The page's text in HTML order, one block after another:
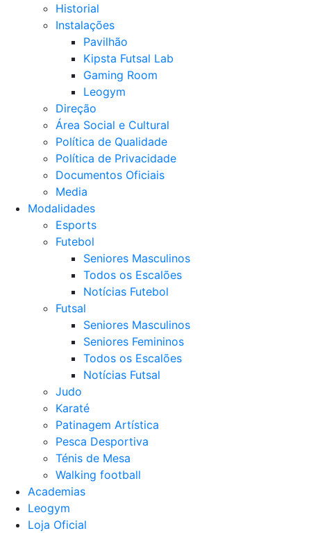
Historial
Instalações
Pavilhão
Kipsta Futsal Lab
Gaming Room
Leogym
Direção
Área Social e Cultural
Política de Qualidade
Política de Privacidade
Documentos Oficiais
Media
Modalidades
Esports
Futebol
Seniores Masculinos
Todos os Escalões
Notícias Futebol
Futsal
Seniores Masculinos
Seniores Femininos
Todos os Escalões
Notícias Futsal
Judo
Karaté
Patinagem Artística
Pesca Desportiva
Ténis de Mesa
Walking football
Academias
Leogym
Loja Oficial